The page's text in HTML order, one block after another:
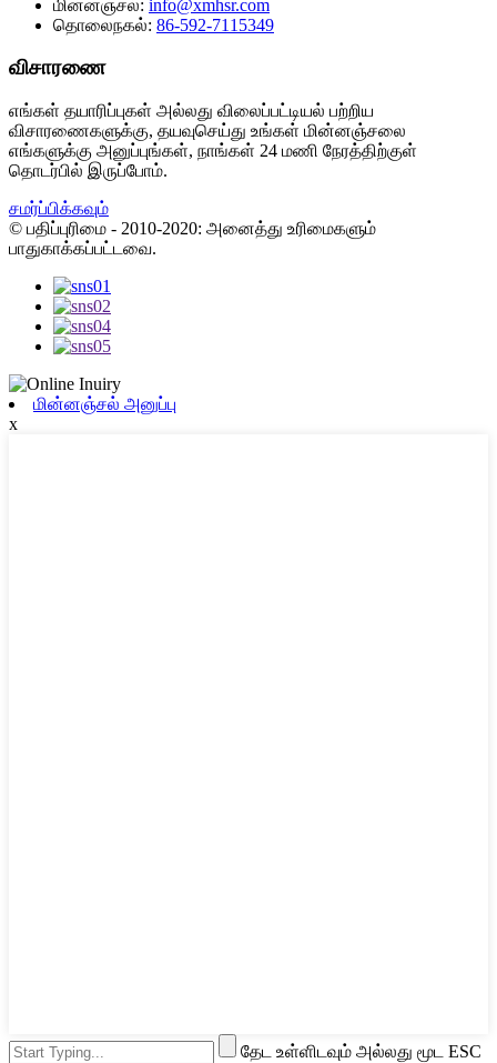
மின்னஞ்சல்: info@xmhsr.com
தொலைநகல்: 86-592-7115349
விசாரணை
எங்கள் தயாரிப்புகள் அல்லது விலைப்பட்டியல் பற்றிய
விசாரணைகளுக்கு, தயவுசெய்து உங்கள் மின்னஞ்சலை
எங்களுக்கு அனுப்புங்கள், நாங்கள் 24 மணி நேரத்திற்குள்
தொடர்பில் இருப்போம்.
சமர்ப்பிக்கவும்
© பதிப்புரிமை - 2010-2020: அனைத்து உரிமைகளும்
பாதுகாக்கப்பட்டவை.
மின்னஞ்சல் அனுப்பு
x
தேட உள்ளிடவும் அல்லது மூட ESC